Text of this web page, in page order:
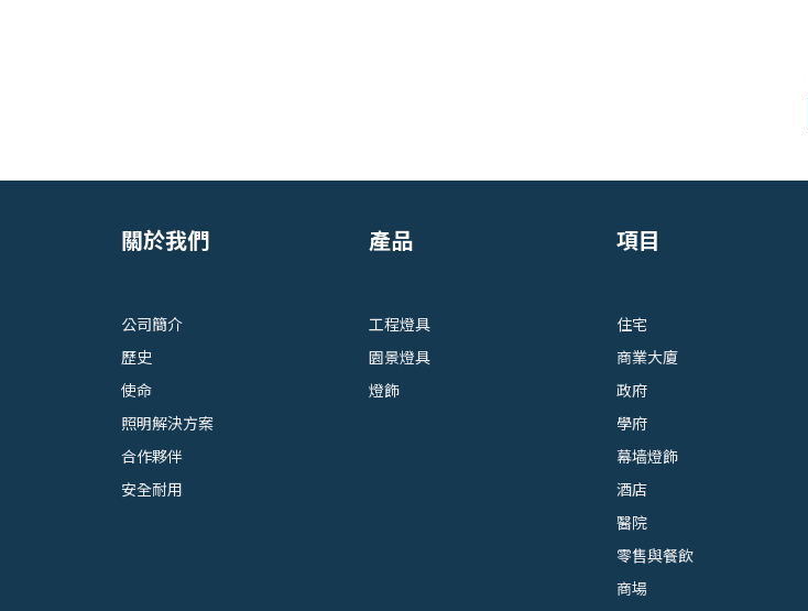
關於我們
公司簡介
歷史
使命
照明解決方案
合作夥伴
安全耐用
產品
工程燈具
園景燈具
燈飾
項目
住宅
商業大廈
政府
學府
幕墙燈飾
酒店
醫院
零售與餐飲
商場